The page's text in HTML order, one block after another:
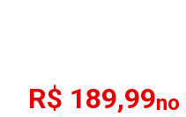
R$ 189,99no